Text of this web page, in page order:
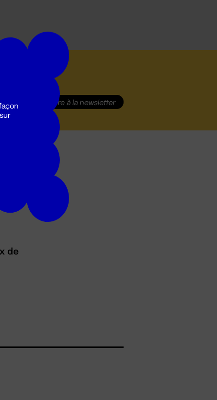
S'inscrire à la newsletter
de